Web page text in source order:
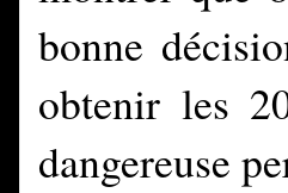
bonne
obtenir les
dangereuse